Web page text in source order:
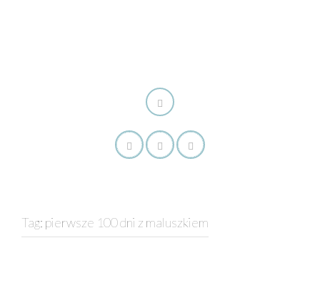
Tag: pierwsze 100 dni z maluszkiem